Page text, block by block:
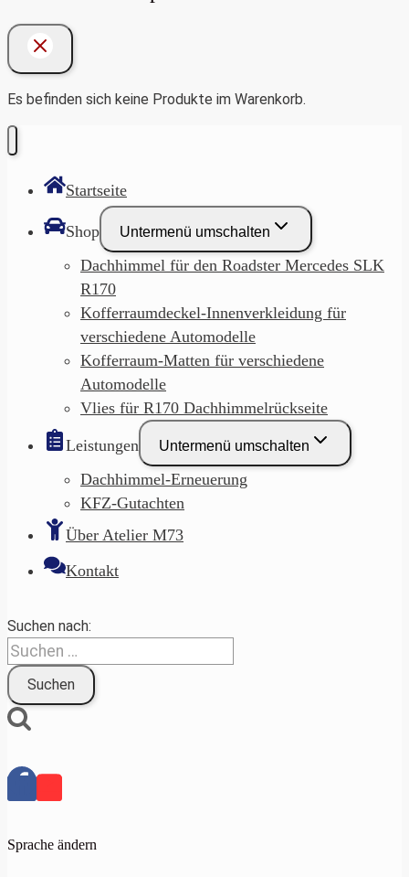
Es befinden sich keine Produkte im Warenkorb.
Startseite
Shop Untermenü umschalten
Dachhimmel für den Roadster Mercedes SLK
R170
Kofferraumdeckel-Innenverkleidung für
verschiedene Automodelle
Kofferraum-Matten für verschiedene
Automodelle
Vlies für R170 Dachhimmelrückseite
Leistungen Untermenü umschalten
Dachhimmel-Erneuerung
KFZ-Gutachten
Über Atelier M73
Kontakt
Suchen nach:
Sprache ändern